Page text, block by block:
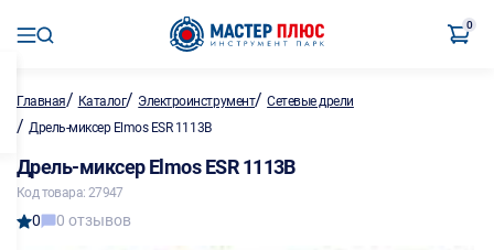
0
Главная/ Каталог/ Электроинструмент/Сетевые дрели
/ Дрель-миксер Elmos ESR 1113B
Дрель-миксер Elmos ESR 1113B
Код товара: 27947
0 0 отзывов